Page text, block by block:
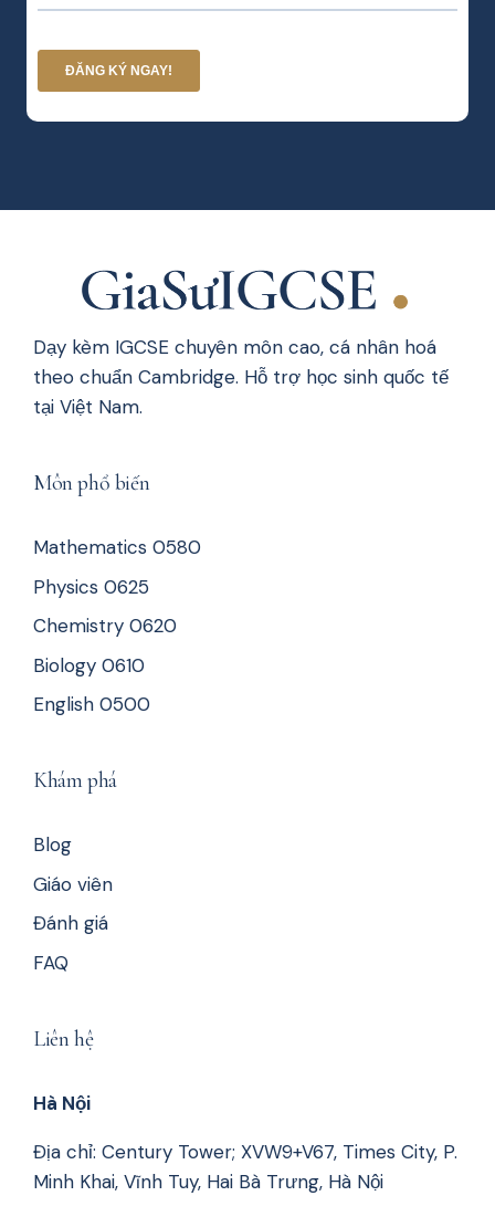
Dạy kèm IGCSE chuyên môn cao, cá nhân hoá
theo chuẩn Cambridge. Hỗ trợ học sinh quốc tế
tại Việt Nam.
Môn phổ biến
Mathematics 0580
Physics 0625
Chemistry 0620
Biology 0610
English 0500
Khám phá
Blog
Giáo viên
Đánh giá
FAQ
Liên hệ
Hà Nội
Địa chỉ: Century Tower; XVW9+V67, Times City, P.
Minh Khai, Vĩnh Tuy, Hai Bà Trưng, Hà Nội